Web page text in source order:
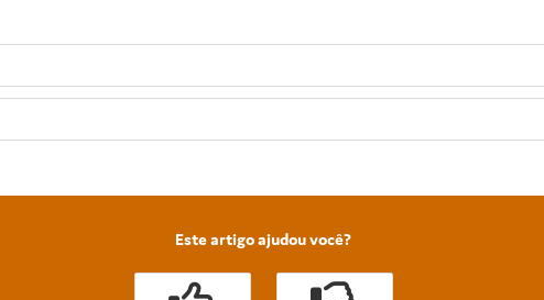
Este artigo ajudou você?